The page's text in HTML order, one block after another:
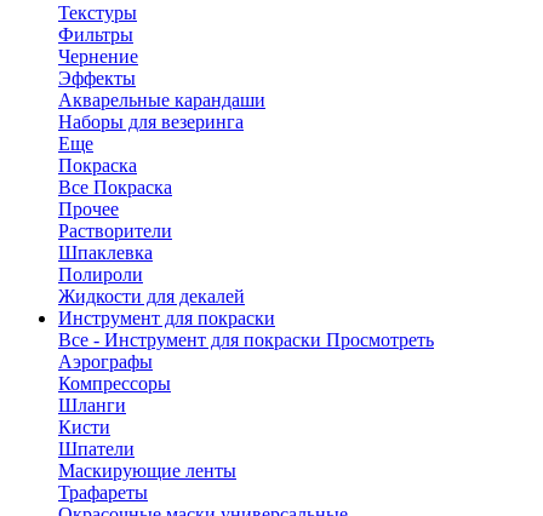
Текстуры
Фильтры
Чернение
Эффекты
Акварельные карандаши
Наборы для везеринга
Еще
Покраска
Все Покраска
Прочее
Растворители
Шпаклевка
Полироли
Жидкости для декалей
Инструмент для покраски
Все - Инструмент для покраски Просмотреть
Аэрографы
Компрессоры
Шланги
Кисти
Шпатели
Маскирующие ленты
Трафареты